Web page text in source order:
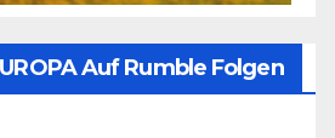
Auf Rumble Folgen